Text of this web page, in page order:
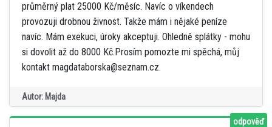
průměrný plat 25000 Kč/měsíc. Navíc o víkendech
provozuji drobnou živnost. Takže mám i nějaké peníze
navíc. Mám exekuci, úroky akceptuji. Ohledně splátky - mohu
si dovolit až do 8000 Kč.Prosím pomozte mi spěchá, můj
kontakt magdataborska@seznam.cz.
Autor: Majda
odpověď